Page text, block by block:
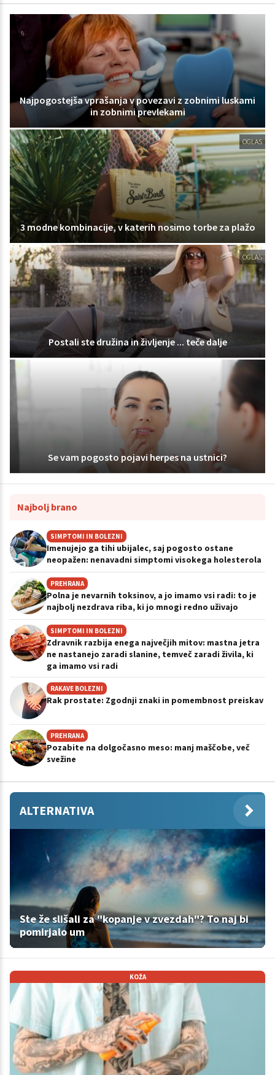
Najpogostejša vprašanja v povezavi z zobnimi luskami
in zobnimi prevlekami
OGLAS
3 modne kombinacije, v katerih nosimo torbe za plažo
OGLAS
Postali ste družina in življenje ... teče dalje
Se vam pogosto pojavi herpes na ustnici?
Najbolj brano
SIMPTOMI IN BOLEZNI
Imenujejo ga tihi ubijalec, saj pogosto ostane
neopažen: nenavadni simptomi visokega holesterola
PREHRANA
Polna je nevarnih toksinov, a jo imamo vsi radi: to je
najbolj nezdrava riba, ki jo mnogi redno uživajo
SIMPTOMI IN BOLEZNI
Zdravnik razbija enega največjih mitov: mastna jetra
ne nastanejo zaradi slanine, temveč zaradi živila, ki
ga imamo vsi radi
RAKAVE BOLEZNI
Rak prostate: Zgodnji znaki in pomembnost preiskav
PREHRANA
Pozabite na dolgočasno meso: manj maščobe, več
svežine
ALTERNATIVA
Ste že slišali za "kopanje v zvezdah"? To naj bi
pomirjalo um
KOŽA